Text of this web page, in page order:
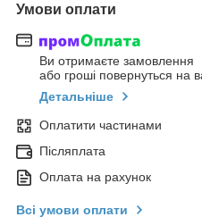
Умови оплати
Ви отримаєте замовлення
або гроші повернуться на
Детальніше
Оплатити частинами
Післяплата
Оплата на рахунок
Всі умови оплати